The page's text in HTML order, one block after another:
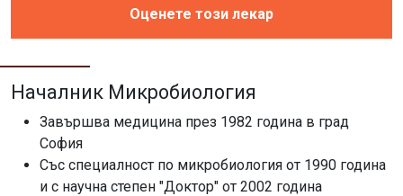
Оценете този лекар
Началник Микробиология
Завършва медицина през 1982 година в град
София
Със специалност по микробиология от 1990 година
и с научна степен "Доктор" от 2002 година